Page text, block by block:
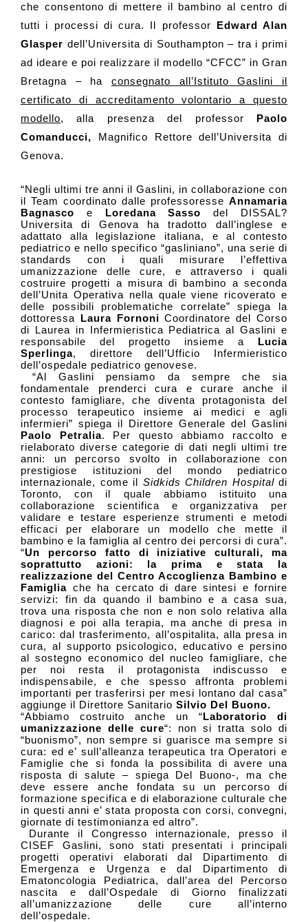
che consentono di mettere il bambino al centro di
tutti i processi di cura. Il professor
Edward Alan
Glasper dell’Universita di Southampton – tra i primi
ad ideare e poi realizzare il modello “CFCC” in Gran
Bretagna – ha consegnato all’Istituto Gaslini il
certificato di accreditamento volontario a questo
modello, alla presenza del professor Paolo
Comanducci,
Magnifico Rettore dell’Universita di
Genova.
“Negli ultimi tre anni il Gaslini, in collaborazione con
il Team coordinato dalle professoresse Annamaria
Bagnasco e Loredana Sasso del DISSAL?
Universita di Genova ha tradotto dall’inglese e
adattato alla legislazione italiana, e al contesto
pediatrico e nello specifico “gasliniano”, una serie di
standards con i quali misurare l’effettiva
umanizzazione delle cure, e attraverso i quali
costruire progetti a misura di bambino a seconda
dell’Unita Operativa nella quale viene ricoverato e
delle possibili problematiche correlate” spiega la
dottoressa
Laura Fornoni Coordinatore del Corso
di Laurea in Infermieristica Pediatrica al Gaslini e
responsabile del progetto insieme a
Lucia
Sperlinga, direttore dell’Ufficio Infermieristico
dell’ospedale pediatrico genovese.
“Al Gaslini pensiamo da sempre che sia
fondamentale prenderci cura e curare anche il
contesto famigliare, che diventa protagonista del
processo terapeutico insieme ai medici e agli
infermieri” spiega il Direttore Generale del Gaslini
Paolo Petralia. Per questo abbiamo raccolto e
rielaborato diverse categorie di dati negli ultimi tre
anni: un percorso svolto in collaborazione con
prestigiose istituzioni del mondo pediatrico
internazionale, come il Sidkids Children Hospitaldi
Toronto, con il quale abbiamo istituito una
collaborazione scientifica e organizzativa per
validare e testare esperienze strumenti e metodi
efficaci per elaborare un modello che mette il
bambino e la famiglia al centro dei percorsi di cura”.
“Un percorso fatto di iniziative culturali, ma
soprattutto azioni: la prima e stata la
realizzazione del Centro Accoglienza Bambino e
Famiglia che ha cercato di dare sintesi e fornire
servizi: fin da quando il bambino e a casa sua,
trova una risposta che non e non solo relativa alla
diagnosi e poi alla terapia, ma anche di presa in
carico: dal trasferimento, all’ospitalita, alla presa in
cura, al supporto psicologico, educativo e persino
al sostegno economico del nucleo famigliare, che
per noi resta il protagonista indiscusso e
indispensabile, e che spesso affronta problemi
importanti per trasferirsi per mesi lontano dal casa”
aggiunge il Direttore Sanitario Silvio Del Buono.
“Abbiamo costruito anche un “ Laboratorio di
umanizzazione delle cure“: non si tratta solo di
“buonismo”, non sempre si guarisce ma sempre si
cura: ed e’ sull’alleanza terapeutica tra Operatori e
Famiglie che si fonda la possibilita di avere una
risposta di salute – spiega Del Buono-, ma che
deve essere anche fondata su un percorso di
formazione specifica e di elaborazione culturale che
in questi anni e’ stata proposta con corsi, convegni,
giornate di testimonianza ed altro”.
Durante il Congresso internazionale, presso il
CISEF Gaslini, sono stati presentati i principali
progetti operativi elaborati dal
Dipartimento di
Emergenza e Urgenza e dal Dipartimento di
Ematoncologia Pediatrica, dall’area del Percorso
nascita e dall’Ospedale di Giorno finalizzati
all’umanizzazione delle cure all’interno
dell’ospedale.